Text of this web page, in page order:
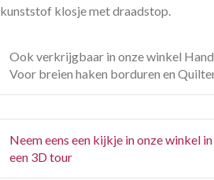
kunststof klosje met draadstop.
Ook verkrijgbaar in onze winkel
Voor breien haken borduren en
Neem eens een kijkje in onze winkel
een 3D tour